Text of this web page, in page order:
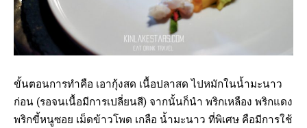
ขั้นตอนการทำคือ เอากุ้งสด เนื้อปลาสด ไปหมักในน้ำมะนาว
ก่อน (รอจนเนื้อมีการเปลี่ยนสี) จากนั้นก็นำ พริกเหลือง พริกแดง
พริกขี้หนูซอย เม็ดข้าวโพด เกลือ น้ำมะนาว ที่พิเศษ คือมีการใช้